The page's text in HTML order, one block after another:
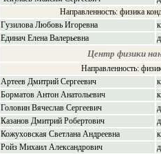
Направленность: физика
Гузилова Любовь Игоревна
Единач Елена Валерьевна
Центр физики
Направленность:
Артеев Дмитрий Сергеевич
Борматов Антон Анатольевич
Головин Вячеслав Сергеевич
Казанов Дмитрий Робертович
Кожуховская Светлана Андреевна
Ройз Михаил Александрович